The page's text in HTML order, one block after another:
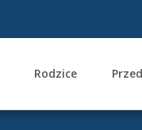
Rodzice